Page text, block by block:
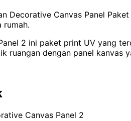
Decorative Canvas Panel
rumah.
2 ini paket print UV yang
ruangan dengan panel kanvas
Canvas Panel 2